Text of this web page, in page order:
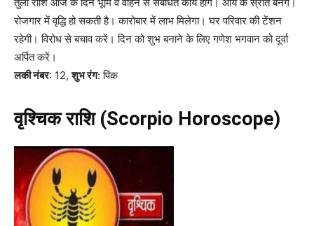
रोजगार में वृद्धि हो सकती है। कारोबार में लाभ मिलेगा। घर परिवार की टेंशन
रहेगी। विरोध से बचाव करें। दिन को शुभ बनाने के लिए गणेश भगवान को दूर्वा
अर्पित करें।
लकी नंबर: 12,शुभ रंग: पिंक
वृश्चिक राशि (Scorpio Horoscope)